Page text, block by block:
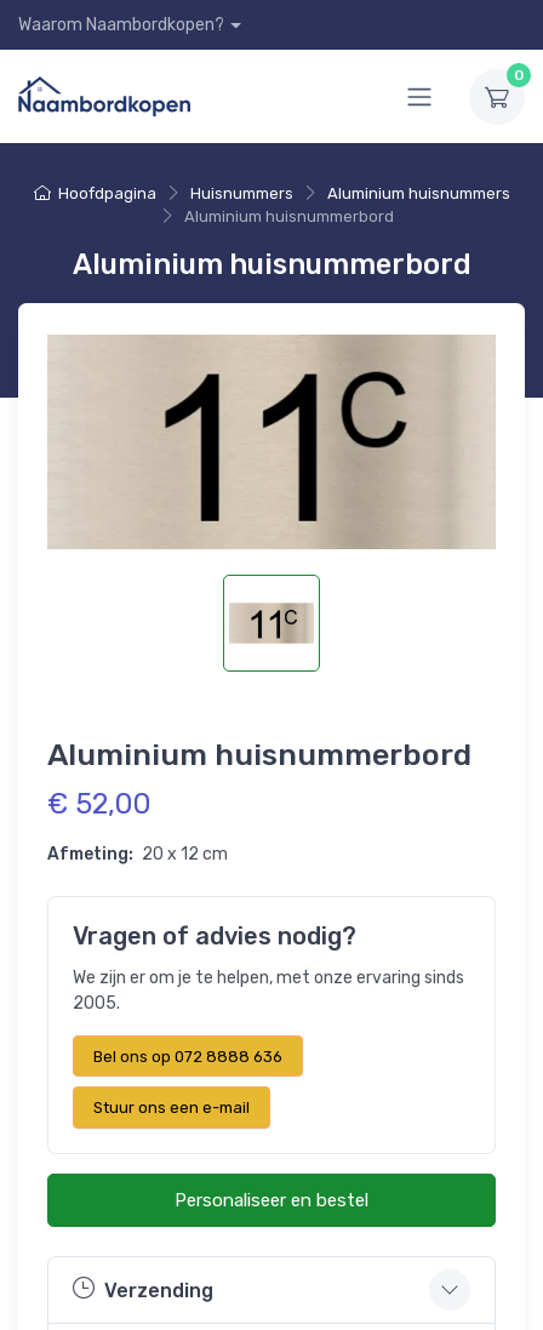
Waarom Naambordkopen?
0
Hoofdpagina Huisnummers
Aluminium huisnummers
Aluminium huisnummerbord
Aluminium huisnummerbord
Aluminium huisnummerbord
€ 52,00
Afmeting: 20 x 12 cm
Vragen of advies nodig?
We zijn er om je te helpen, met onze ervaring sinds
2005.
Bel ons op 072 8888 636
Stuur ons een e-mail
Personaliseer en bestel
Verzending